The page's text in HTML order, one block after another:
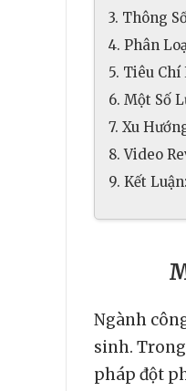
3. Thông
4. Phân
5. Tiêu
6. Một Số
7. Xu
8. Video
9. Kết Luận:
Ngành
sinh.
pháp đột